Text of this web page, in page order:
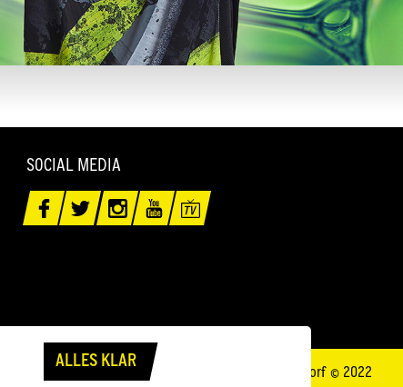
SOCIAL MEDIA
Borussia Düsseldorf © 2022
ALLES KLAR